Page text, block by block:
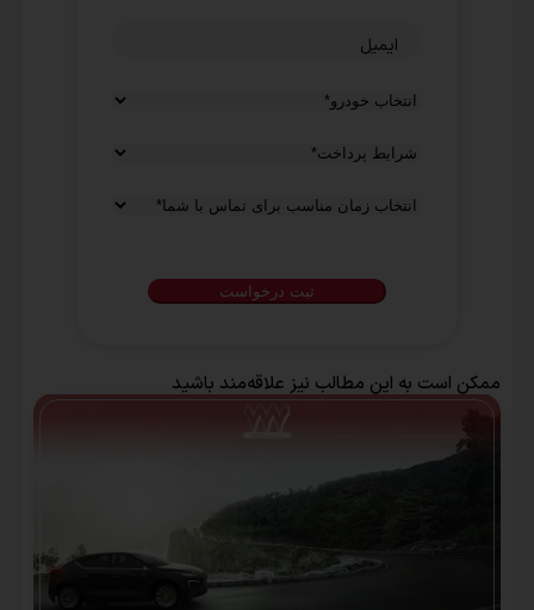
ایمیل
شرایط
پرداخت
انتخاب
مناسب
برای
شما*
ممکن است به این مطالب نیز علاقه‌مند باشید